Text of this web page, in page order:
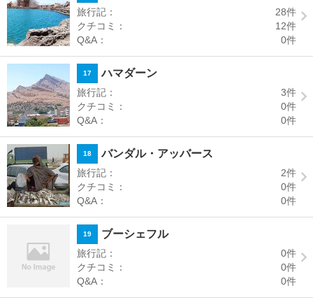
旅行記： 28件
クチコミ：
12件
Q&A：
0件
17 ハマダーン
旅行記： 3件
クチコミ：
0件
Q&A：
0件
18 バンダル・アッバース
旅行記： 2件
クチコミ：
0件
Q&A：
0件
19 ブーシェフル
旅行記： 0件
クチコミ：
0件
Q&A：
0件